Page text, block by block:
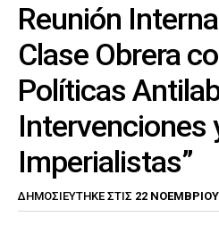
Reunión
Clase Obrera
Políticas
Intervenciones
Imperialistas”
ΔΗΜΟΣΙΕΎΤΗΚΕ ΣΤΙΣ 22 ΝΟΕΜΒΡΊΟΥ